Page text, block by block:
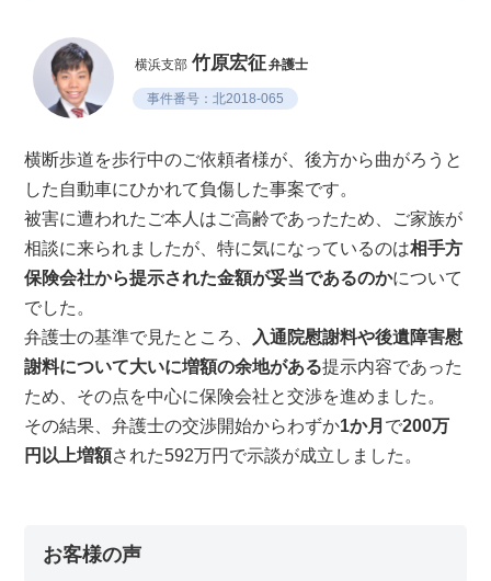
横浜支部 竹原宏征弁護士
事件番号：北2018-065
横断歩道を歩行中のご依頼者様が、後方から曲がろうと
した自動車にひかれて負傷した事案です。
被害に遭われたご本人はご高齢であったため、ご家族が
相談に来られましたが、特に気になっているのは相手方
保険会社から提示された金額が妥当であるのかについて
でした。
弁護士の基準で見たところ、
入通院慰謝料や後遺障害慰
謝料について大いに増額の余地がある提示内容であった
ため、その点を中心に保険会社と交渉を進めました。
その結果、弁護士の交渉開始からわずか1か月 で200万
円以上増額された592万円で示談が成立しました。
お客様の声